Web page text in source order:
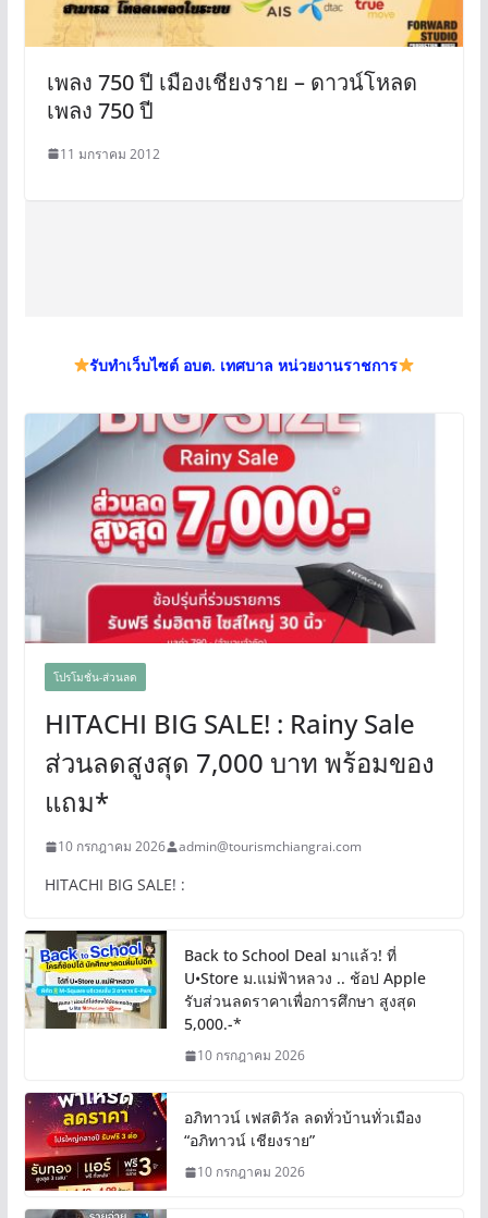
เพลง 750 ปี เมืองเชียงราย – ดาวน์โหลด
เพลง 750 ปี
11 มกราคม 2012
รับทำเว็บไซต์ อบต. เทศบาล หน่วยงานราชการ
โปรโมชั่น-ส่วนลด
HITACHI BIG SALE! : Rainy Sale
ส่วนลดสูงสุด 7,000 บาท พร้อมของ
แถม*
10 กรกฎาคม 2026 admin@tourismchiangrai.com
HITACHI BIG SALE! :
Back to School Deal มาแล้ว! ที่
U•Store ม.แม่ฟ้าหลวง .. ช้อป Apple
รับส่วนลดราคาเพื่อการศึกษา สูงสุด
5,000.-*
10 กรกฎาคม 2026
อภิทาวน์ เฟสติวัล ลดทั่วบ้านทั่วเมือง
“อภิทาวน์ เชียงราย”
10 กรกฎาคม 2026